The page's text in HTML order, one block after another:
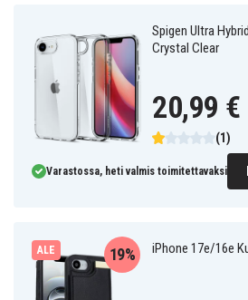
Spigen Ultra
Crystal Clear
(1)
20,99 €
Varastossa, heti valmis toimitettavaksi
ALE iPhone 17e/16e
19%